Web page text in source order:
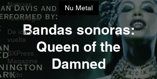
Noticias
Tecnología
De ida y
vuelta
SXPress
Magazine
Todo
Bandas sonoras:
Queen of the
Damned
Nu Metal